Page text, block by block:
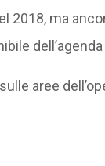
2018, ma
dell’agenda
aree